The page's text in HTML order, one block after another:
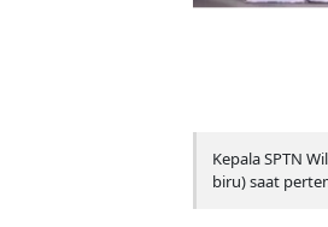
Kepala SPTN
biru) saat